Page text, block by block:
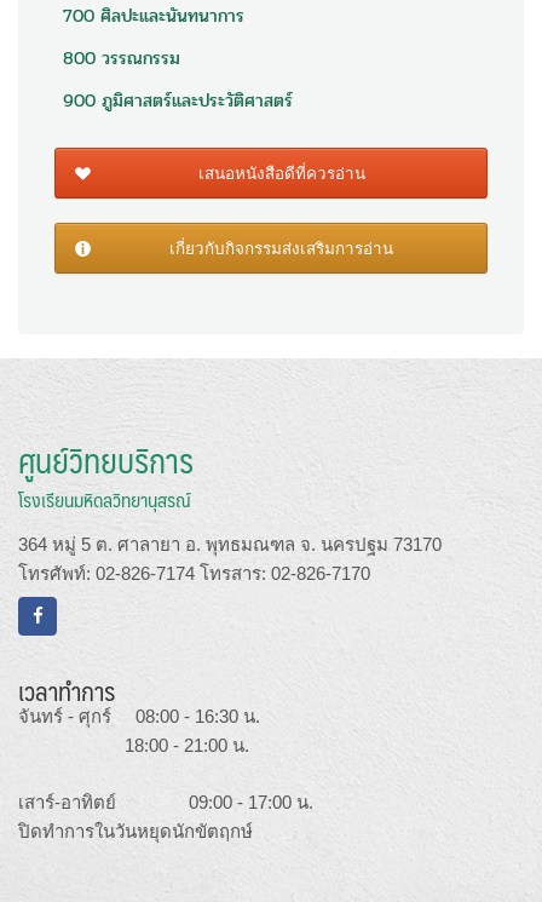
700 ศิลปะและนันทนาการ
800 วรรณกรรม
900 ภูมิศาสตร์และประวัติศาสตร์
เสนอหนังสือดีที่ควรอ่าน
เกี่ยวกับกิจกรรมส่งเสริมการอ่าน
ศูนย์วิทยบริการ
โรงเรียนมหิดลวิทยานุสรณ์
364 หมู่ 5 ต. ศาลายา อ. พุทธมณฑล จ. นครปฐม 73170
โทรศัพท์: 02-826-7174 โทรสาร: 02-826-7170
เวลาทำการ
จันทร์ - ศุกร์ 08:00 - 16:30 น.
18:00 - 21:00 น.
เสาร์-อาทิตย์ 09:00 - 17:00 น.
ปิดทำการในวันหยุดนักขัตฤกษ์